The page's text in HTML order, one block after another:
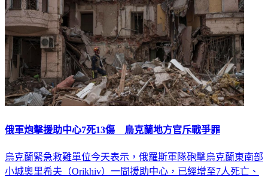
俄軍炮擊援助中心7死13傷 烏克蘭地方官斥戰爭罪
烏克蘭緊急救難單位今天表示，俄羅斯軍隊砲擊烏克蘭東南部
小城奧里希夫（Orikhiv）一間援助中心，已經增至7人死亡、